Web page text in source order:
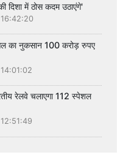
दिशा में ठोस कदम उठाएंगे'
का नुकसान 100 करोड़ रुपए
रेलवे चलाएगा 112 स्पेशल